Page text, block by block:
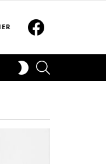
SWITCH
SKIN